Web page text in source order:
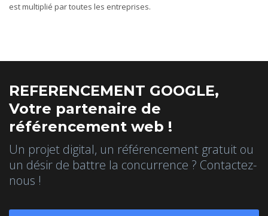
est multiplié par toutes les entreprises.
REFERENCEMENT GOOGLE,
Votre partenaire de
référencement web !
Un projet digital, un référencement gratuit ou
un désir de battre la concurrence ? Contactez-
nous !